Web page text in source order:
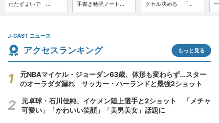
たたずまいで ...
手書き勉強ノート...
クセル決める 「...
J-CAST ニュース
アクセスランキング もっと見る
元NBAマイケル・ジョーダン63歳、体形も変わらず...スター
のオーラダダ漏れ サッカー・ハーランドと最強2ショット
元卓球・石川佳純、イケメン陸上選手と2ショット 「メチャ
可愛い」「かわいい笑顔」「美男美女」話題に